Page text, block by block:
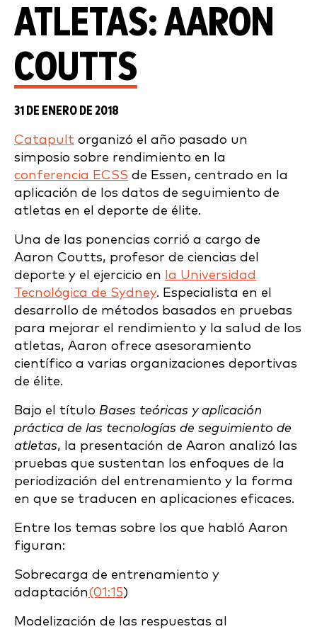
ATLETAS: AARON
COUTTS
31 DE ENERO DE 2018
Catapult organizó el año pasado un
simposio sobre rendimiento en la
conferencia ECSS de Essen, centrado en la
aplicación de los datos de seguimiento de
atletas en el deporte de élite.
Una de las ponencias corrió a cargo de
Aaron Coutts, profesor de ciencias del
deporte y el ejercicio en la Universidad
Tecnológica de Sydney. Especialista en el
desarrollo de métodos basados en pruebas
para mejorar el rendimiento y la salud de los
atletas, Aaron ofrece asesoramiento
científico a varias organizaciones deportivas
de élite.
Bajo el título Bases teóricas y aplicación
práctica de las tecnologías de seguimiento de
atletas, la presentación de Aaron analizó las
pruebas que sustentan los enfoques de la
periodización del entrenamiento y la forma
en que se traducen en aplicaciones eficaces.
Entre los temas sobre los que habló Aaron
figuran:
Sobrecarga de entrenamiento y
adaptación(01:15)
Modelización de las respuestas al